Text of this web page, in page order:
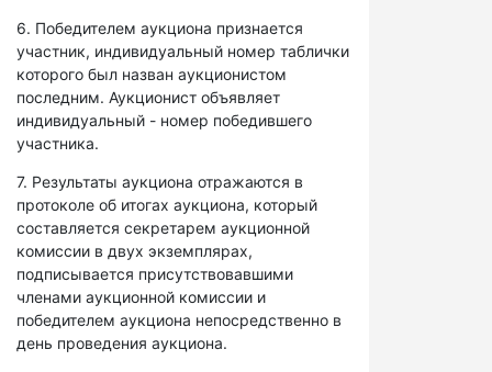
6. Победителем аукциона признается
участник, индивидуальный номер таблички
которого был назван аукционистом
последним. Аукционист объявляет
индивидуальный - номер победившего
участника.
7. Результаты аукциона отражаются в
протоколе об итогах аукциона, который
составляется секретарем аукционной
комиссии в двух экземплярах,
подписывается присутствовавшими
членами аукционной комиссии и
победителем аукциона непосредственно в
день проведения аукциона.